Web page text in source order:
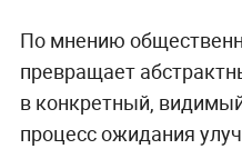
По мнению
превращает
в конкретный,
процесс ожидания